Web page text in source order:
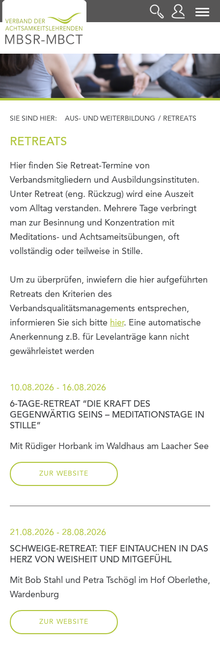
LOGIN
SIE SIND HIER: AUS- UND WEITERBILDUNG / RETREATS
RETREATS
Hier finden Sie Retreat-Termine von
Verbandsmitgliedern und Ausbildungsinstituten.
Unter Retreat (eng. Rückzug) wird eine Auszeit
vom Alltag verstanden. Mehrere Tage verbringt
man zur Besinnung und Konzentration mit
Meditations- und Achtsameitsübungen, oft
vollständig oder teilweise in Stille.
Um zu überprüfen, inwiefern die hier aufgeführten
Retreats den Kriterien des
Verbandsqualitätsmanagements entsprechen,
informieren Sie sich bitte hier. Eine automatische
Anerkennung z.B. für Levelanträge kann nicht
gewährleistet werden
10.08.2026 - 16.08.2026
6-TAGE-RETREAT “DIE KRAFT DES
GEGENWÄRTIG SEINS – MEDITATIONSTAGE IN
STILLE”
Mit Rüdiger Horbank im Waldhaus am Laacher See
ZUR WEBSITE
21.08.2026 - 28.08.2026
SCHWEIGE-RETREAT: TIEF EINTAUCHEN IN DAS
HERZ VON WEISHEIT UND MITGEFÜHL
Mit Bob Stahl und Petra Tschögl im Hof Oberlethe,
Wardenburg
ZUR WEBSITE